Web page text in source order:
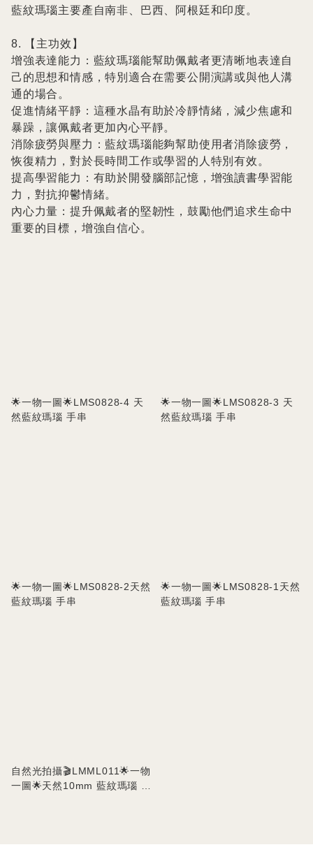
藍紋瑪瑙主要產自南非、巴西、阿根廷和印度。
8. 【主功效】
增強表達能力：藍紋瑪瑙能幫助佩戴者更清晰地表達自
己的思想和情感，特別適合在需要公開演講或與他人溝
通的場合。
促進情緒平靜：這種水晶有助於冷靜情緒，減少焦慮和
暴躁，讓佩戴者更加內心平靜。
消除疲勞與壓力：藍紋瑪瑙能夠幫助使用者消除疲勞，
恢復精力，對於長時間工作或學習的人特別有效。
提高學習能力：有助於開發腦部記憶，增強讀書學習能
力，對抗抑鬱情緒。
內心力量：提升佩戴者的堅韌性，鼓勵他們追求生命中
重要的目標，增強自信心。
🌟一物一圖🌟LMS0828-4 天
然藍紋瑪瑙 手串
🌟一物一圖🌟LMS0828-3 天
然藍紋瑪瑙 手串
🌟一物一圖🌟LMS0828-2天然
藍紋瑪瑙 手串
🌟一物一圖🌟LMS0828-1天然
藍紋瑪瑙 手串
自然光拍攝🎬LMML011🌟一物
一圖🌟天然10mm 藍紋瑪瑙 手